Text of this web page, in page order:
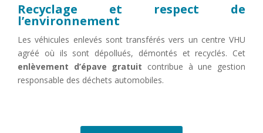
Recyclage et respect de
l’environnement
Les véhicules enlevés sont transférés vers un centre VHU
agréé où ils sont dépollués, démontés et recyclés. Cet
enlèvement d’épave gratuit contribue à une gestion
responsable des déchets automobiles.